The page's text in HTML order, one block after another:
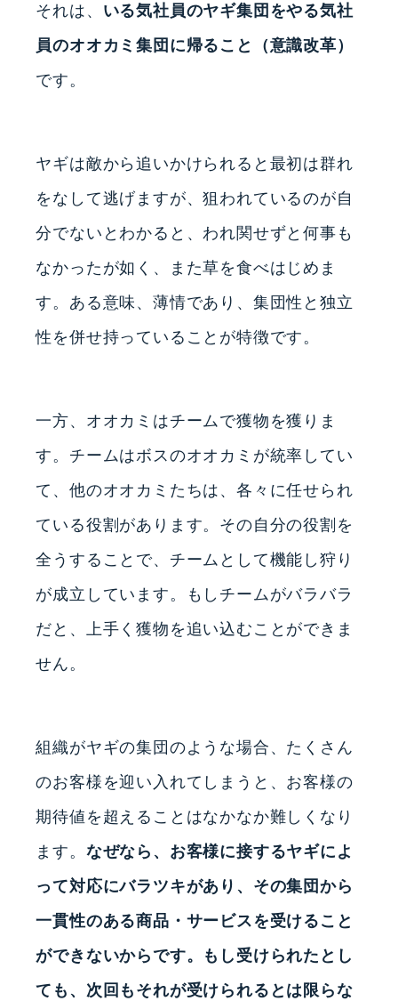
それは、 いる気社員のヤギ集団をやる気社
員のオオカミ集団に帰ること（意識改革）
です。
ヤギは敵から追いかけられると最初は群れ
をなして逃げますが、狙われているのが自
分でないとわかると、われ関せずと何事も
なかったが如く、また草を食べはじめま
す。ある意味、薄情であり、集団性と独立
性を併せ持っていることが特徴です。
一方、オオカミはチームで獲物を獲りま
す。チームはボスのオオカミが統率してい
て、他のオオカミたちは、各々に任せられ
ている役割があります。その自分の役割を
全うすることで、チームとして機能し狩り
が成立しています。もしチームがバラバラ
だと、上手く獲物を追い込むことができま
せん。
組織がヤギの集団のような場合、たくさん
のお客様を迎い入れてしまうと、お客様の
期待値を超えることはなかなか難しくなり
ます。 なぜなら、お客様に接するヤギによ
って対応にバラツキがあり、その集団から
一貫性のある商品・サービスを受けること
ができないからです。もし受けられたとし
ても、次回もそれが受けられるとは限らな